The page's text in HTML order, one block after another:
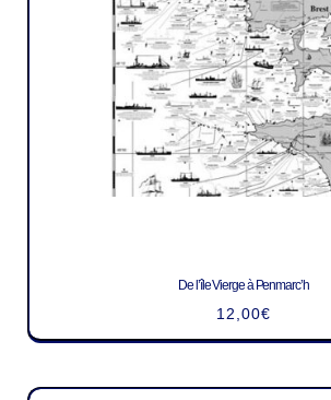
De l’île Vierge à Penmarc’h
12,00€